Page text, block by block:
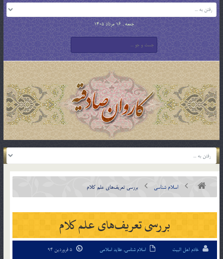
جمعه , 16 مرداد 1405
اسلام شناسی بررسی تعريف‌های علم كلام
بررسی تعريف‌های علم كلام
خادم اهل البیت اسلام شناسی,عقاید اسلامی